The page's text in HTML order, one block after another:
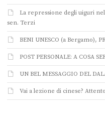
La repressione degli uiguri
sen. Terzi
BENI UNESCO (a Bergamo),
POST PERSONALE: A COSA
UN BEL MESSAGGIO DEL
Vai a lezione di cinese?